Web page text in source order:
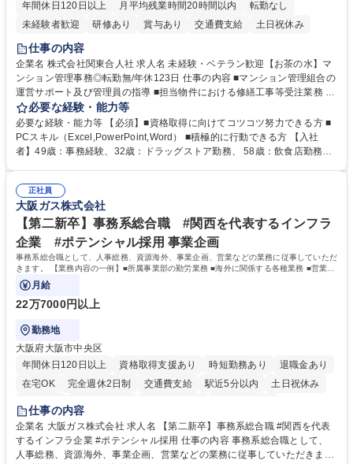
年間休日120日以上
月平均残業時間20時間以内
転勤なし
未経験者歓迎
研修あり 賞与あり 交通費支給 土日祝休み
仕事の内容
企業名 株式会社関東合人社 求人名 未経験・ベテラン歓迎【お茶の水】マ
ンション管理事務◎転勤無/年休123日 仕事の内容 ■マンション管理組合の
運営サポート及び管理員の指導 ■担当物件における修繕工事等受注業務 ■
事務所内での事務業務等 ★異業界からの転職者が多数活躍しています
【年収補足】532万円 ＋別途インセンティヴで平均約100万円/年（昨年度
実績） ＋管理業務主任者資格手当50,000円/月 ★親会社である株式会社合
人社計画研究所社のグループ会社として、質の高いサービスと適性価格を
無/年休123日
必要な経験・能力等
必要な経験・能力等 【必須】■資格取得に向けてコツコツ努力できる方 ■
PCスキル（Excel,PowerPoint,Word） ■積極的に行動できる方 【入社
者】49歳：事務経験、32歳：ドラッグストア勤務、 58歳：飲食店勤務
得出来ております！ 【魅力】■フレックス制度、未経験からでも下限年収
を一律支給！ ■管理業務主任者資格取得後には50,000円/月の手当あり！
学歴・資格 学歴：大学院 大学 高専 短大 専修学校 高校 語学力： 資格：第
一種運転免許普通自動車
正社員
大阪ガス株式会社
【第二新卒】事務系総合職 #関西を代表するインフラ
企業 #ポテンシャル採用 事業企画
事務系総合職として、人事総務、資源海外、事業企画、営業などの業務に従事していただ
きます。 【業務内容の一例】■所属事業部の勤労業務 ■海外に関係する各種業務 ■営業部
門の企画スタッフ、ルート営業
月給
22万7000円以上
勤務地
大阪府大阪市中央区
年間休日120日以上
資格取得支援あり 時短勤務あり
退職金あり
在宅OK
完全週休2日制 交通費支給 駅近5分以内
土日祝休み
服装自由
第二新卒歓迎
仕事の内容
企業名 大阪ガス株式会社 求人名 【第二新卒】事務系総合職 #関西を代表
するインフラ企業 #ポテンシャル採用 仕事の内容 事務系総合職として、
人事総務、資源海外、事業企画、営業などの業務に従事していただきま